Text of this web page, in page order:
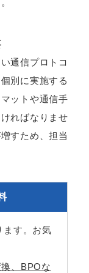
通信プロトコ
別に実施する
ットや通信手
ればなりませ
すため、担当
ます。お気
、BPOな